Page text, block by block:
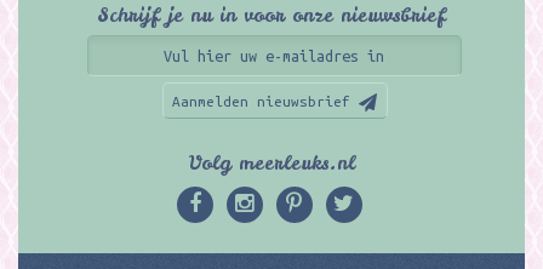
Schrijf je nu in voor onze nieuwsbrief
Aanmelden nieuwsbrief
Volg meerleuks.nl